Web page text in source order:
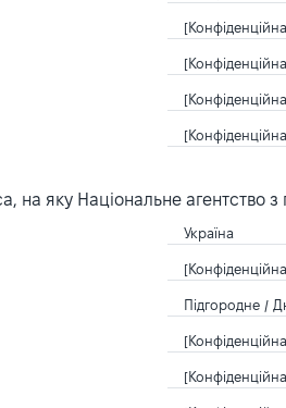
яку Національне агентство
Україна
Підгородне /